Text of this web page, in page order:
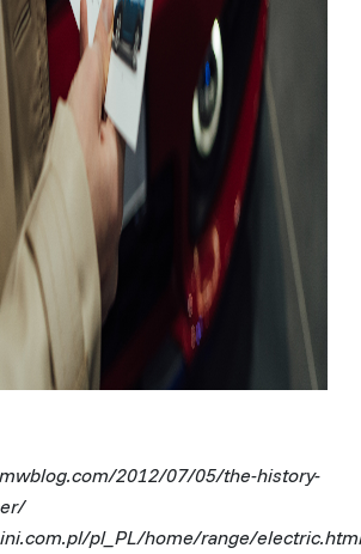
2012/07/05/the-history-
pl_PL/home/range/